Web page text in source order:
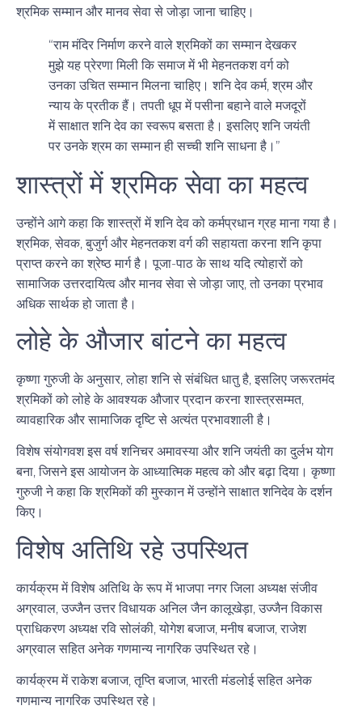
श्रमिक सम्मान और मानव सेवा से जोड़ा जाना चाहिए।
“राम मंदिर निर्माण करने वाले श्रमिकों का सम्मान देखकर
मुझे यह प्रेरणा मिली कि समाज में भी मेहनतकश वर्ग को
उनका उचित सम्मान मिलना चाहिए। शनि देव कर्म, श्रम और
न्याय के प्रतीक हैं। तपती धूप में पसीना बहाने वाले मजदूरों
में साक्षात शनि देव का स्वरूप बसता है। इसलिए शनि जयंती
पर उनके श्रम का सम्मान ही सच्ची शनि साधना है।”
शास्त्रों में श्रमिक सेवा का महत्व
उन्होंने आगे कहा कि शास्त्रों में शनि देव को कर्मप्रधान ग्रह माना गया है।
श्रमिक, सेवक, बुजुर्ग और मेहनतकश वर्ग की सहायता करना शनि कृपा
प्राप्त करने का श्रेष्ठ मार्ग है। पूजा-पाठ के साथ यदि त्योहारों को
सामाजिक उत्तरदायित्व और मानव सेवा से जोड़ा जाए, तो उनका प्रभाव
अधिक सार्थक हो जाता है।
लोहे के औजार बांटने का महत्व
कृष्णा गुरुजी के अनुसार, लोहा शनि से संबंधित धातु है, इसलिए जरूरतमंद
श्रमिकों को लोहे के आवश्यक औजार प्रदान करना शास्त्रसम्मत,
व्यावहारिक और सामाजिक दृष्टि से अत्यंत प्रभावशाली है।
विशेष संयोगवश इस वर्ष शनिचर अमावस्या और शनि जयंती का दुर्लभ योग
बना, जिसने इस आयोजन के आध्यात्मिक महत्व को और बढ़ा दिया। कृष्णा
गुरुजी ने कहा कि श्रमिकों की मुस्कान में उन्होंने साक्षात शनिदेव के दर्शन
किए।
विशेष अतिथि रहे उपस्थित
कार्यक्रम में विशेष अतिथि के रूप में भाजपा नगर जिला अध्यक्ष संजीव
अग्रवाल, उज्जैन उत्तर विधायक अनिल जैन कालूखेड़ा, उज्जैन विकास
प्राधिकरण अध्यक्ष रवि सोलंकी, योगेश बजाज, मनीष बजाज, राजेश
अग्रवाल सहित अनेक गणमान्य नागरिक उपस्थित रहे।
कार्यक्रम में राकेश बजाज, तृप्ति बजाज, भारती मंडलोई सहित अनेक
गणमान्य नागरिक उपस्थित रहे।